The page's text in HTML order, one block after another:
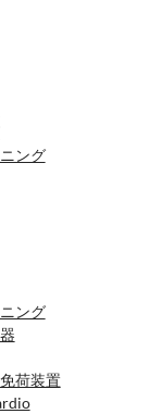
ング
ング
荷装置